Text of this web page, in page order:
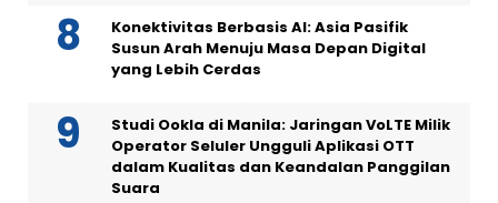
Konektivitas Berbasis AI: Asia Pasifik
Susun Arah Menuju Masa Depan Digital
yang Lebih Cerdas
Studi Ookla di Manila: Jaringan VoLTE Milik
Operator Seluler Ungguli Aplikasi OTT
dalam Kualitas dan Keandalan Panggilan
Suara